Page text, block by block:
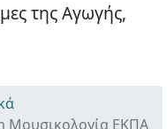
της Αγωγής,
Μουσικολογία ΕΚΠΑ